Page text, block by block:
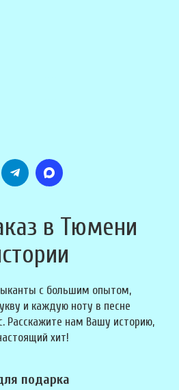
в Тюмени
с большим опытом,
и каждую ноту в песне
Расскажите нам Вашу историю,
хит!
подарка